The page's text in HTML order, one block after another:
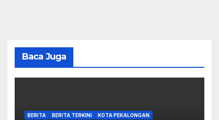
Baca Juga
BERITA BERITA TERKINI KOTA PEKALONGAN